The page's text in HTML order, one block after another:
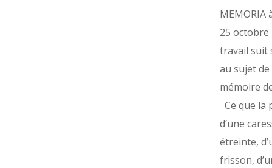
MEMORIA
25 octobre
travail suit
au sujet de
mémoire
Ce que la
d’une
étreinte,
frisson,